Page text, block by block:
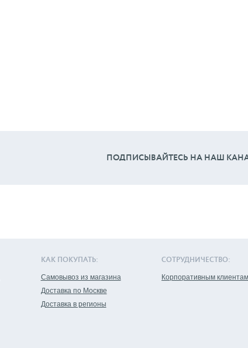
ПОДПИСЫВАЙТЕСЬ НА НАШ
КАК ПОКУПАТЬ:
Самовывоз из магазина
Доставка по Москве
Доставка в регионы
СОТРУДНИЧЕСТВО:
Корпоративным клиентам